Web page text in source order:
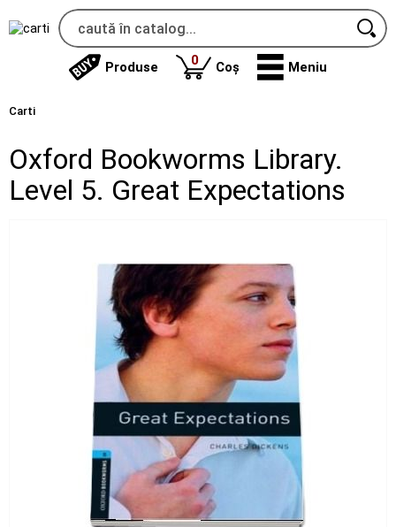
Produse 0produse
Coș Meniu
Carti
Oxford Bookworms Library.
Level 5. Great Expectations